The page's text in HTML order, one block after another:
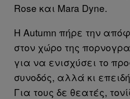
Rose και Mara Dyne.
H Autumn πήρε την
στον χώρο της
για να ενισχύσει το
συνοδός, αλλά κι
Για τους δε θεατές,